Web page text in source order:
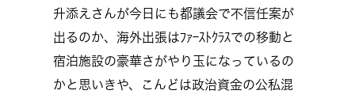
升添えさんが今日にも都議会で不信任案が
出るのか、海外出張はﾌｧｰｽﾄｸﾗｽでの移動と
宿泊施設の豪華さがやり玉になっているの
かと思いきや、こんどは政治資金の公私混